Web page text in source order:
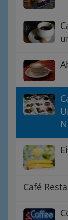
Café